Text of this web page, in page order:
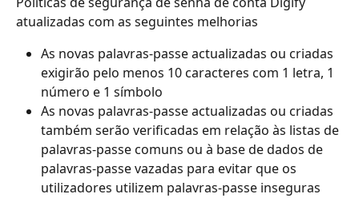
atualizadas com as seguintes melhorias
As novas palavras-passe actualizadas ou criadas
exigirão pelo menos 10 caracteres com 1 letra, 1
número e 1 símbolo
As novas palavras-passe actualizadas ou criadas
também serão verificadas em relação às listas de
palavras-passe comuns ou à base de dados de
palavras-passe vazadas para evitar que os
utilizadores utilizem palavras-passe inseguras